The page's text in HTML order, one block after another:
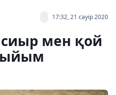
17:32, 21 сәуір 2020
мен қой